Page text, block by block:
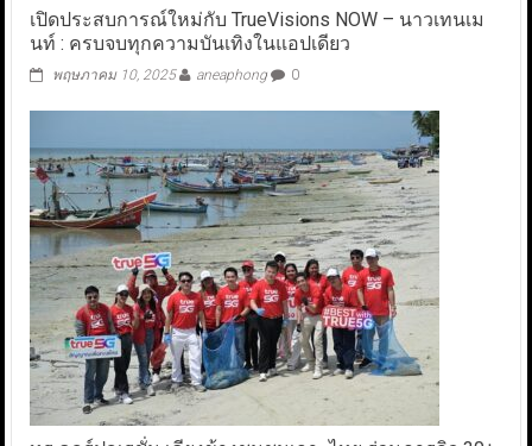
เปิดประสบการณ์ใหม่กับ TrueVisions NOW – นาวเทนเม
นท์ : ครบจบทุกความบันเทิงในแอปเดียว
พฤษภาคม 10, 2025 aneaphong 0